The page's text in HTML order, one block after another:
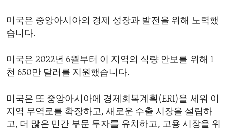
미국은 중앙아시아의 경제 성장과 발전을 위해 노력했
습니다.
미국은 2022년 6월부터 이 지역의 식량 안보를 위해 1
천 650만 달러를 지원했습니다.
미국은 또 중앙아시아에 경제회복계획(ERI)을 세워 이
지역 무역로를 확장하고, 새로운 수출 시장을 설립하
고, 더 많은 민간 부문 투자를 유치하고, 고용 시장을 위